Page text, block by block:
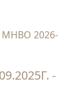
МНВО 2026-
-